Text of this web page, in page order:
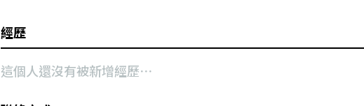
經歷
這個人還沒有被新增經歷⋯